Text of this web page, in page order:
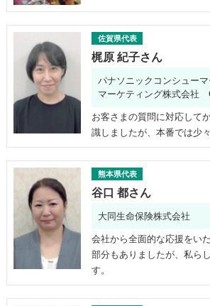
佐賀県代表
梶原 紀子さん
パナソニックコンシューマ
マーケティング株式会社
お客さまの質問に対応して
識しましたが、本番では少
熊本県代表
谷口 都さん
大同生命保険株式会社
会社から全面的な応援をい
部分もありましたが、私ら
す。